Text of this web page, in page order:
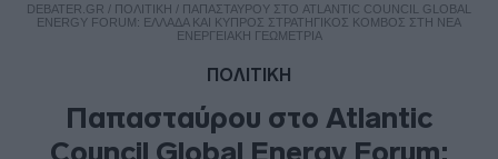
DEBATER.GR / ΠΟΛΙΤΙΚΗ / ΠΑΠΑΣΤΑΎΡΟΥ ΣΤΟ ATLANTIC COUNCIL GLOBAL
ENERGY FORUM: ΕΛΛΆΔΑ ΚΑΙ ΚΎΠΡΟΣ ΣΤΡΑΤΗΓΙΚΌΣ ΚΌΜΒΟΣ ΣΤΗ ΝΈΑ
ΕΝΕΡΓΕΙΑΚΉ ΓΕΩΜΕΤΡΊΑ
ΠΟΛΙΤΙΚΗ
Παπασταύρου στο Atlantic